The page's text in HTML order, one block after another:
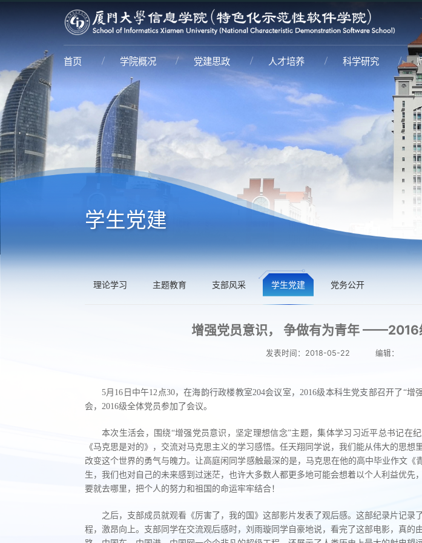
首页 学院概况 党建思政 人才培养 科学研究
学生党建
理论学习 主题教育 支部风采 学生党建 党务公开
增强党员意识， 争做有为青年 ——2016
发表时间：2018-05-22 编辑：
5月16日中午12点30，在海韵行政楼教室204会议室，2016级本科生党支部召开了“
会，2016级全体党员参加了会议。
本次生活会，围绕“增强党员意识，坚定理想信念”主题，集体学习习近平总书记在
《马克思是对的》，交流对马克思主义的学习感悟。任天翔同学说，我们能从伟大的思
改变这个世界的勇气与魄力。让高庭闲同学感触最深的是，马克思在他的高中毕业作文
生，我们也对自己的未来感到过迷茫，也许大多数人都更多地可能会想着以个人利益优
要就去哪里，把个人的努力和祖国的命运牢牢结合！
之后，支部成员就观看《厉害了，我的国》这部影片发表了观后感。这部纪录片记
程，激昂向上。支部同学在交流观后感时，刘雨璇同学自豪地说，看完了这部电影，真